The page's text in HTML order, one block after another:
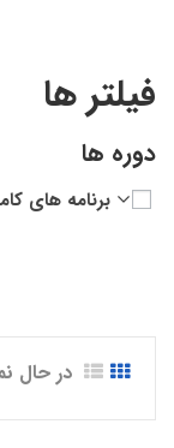
در حال
فیلتر ها
دوره ها
برنامه های